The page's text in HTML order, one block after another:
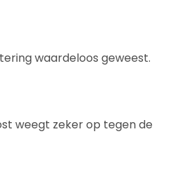
waardeloos geweest.
weegt zeker op tegen de